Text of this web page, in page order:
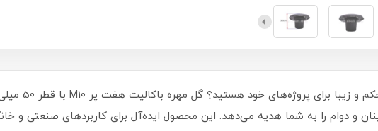
و دوام را به شما هدیه می‌دهد. این محصول ایده‌آل برای کاربردهای صنعتی و